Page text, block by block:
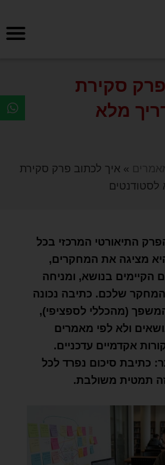
סקירת
מלא
» איך לכתוב פרק סקירת
התיאורטי המרכזי בכל
היא מציגה את המחקרים,
הקיימים בנושא, ומניחה
שלכם. כתיבה נכונה
(מהכללי לספציפי),
ולא לפי מאמרים
ולפחות 8 מקורות אקדמיים עדכניים.
כתיבת סיכום נפרד לכל
תמטית משולבת.